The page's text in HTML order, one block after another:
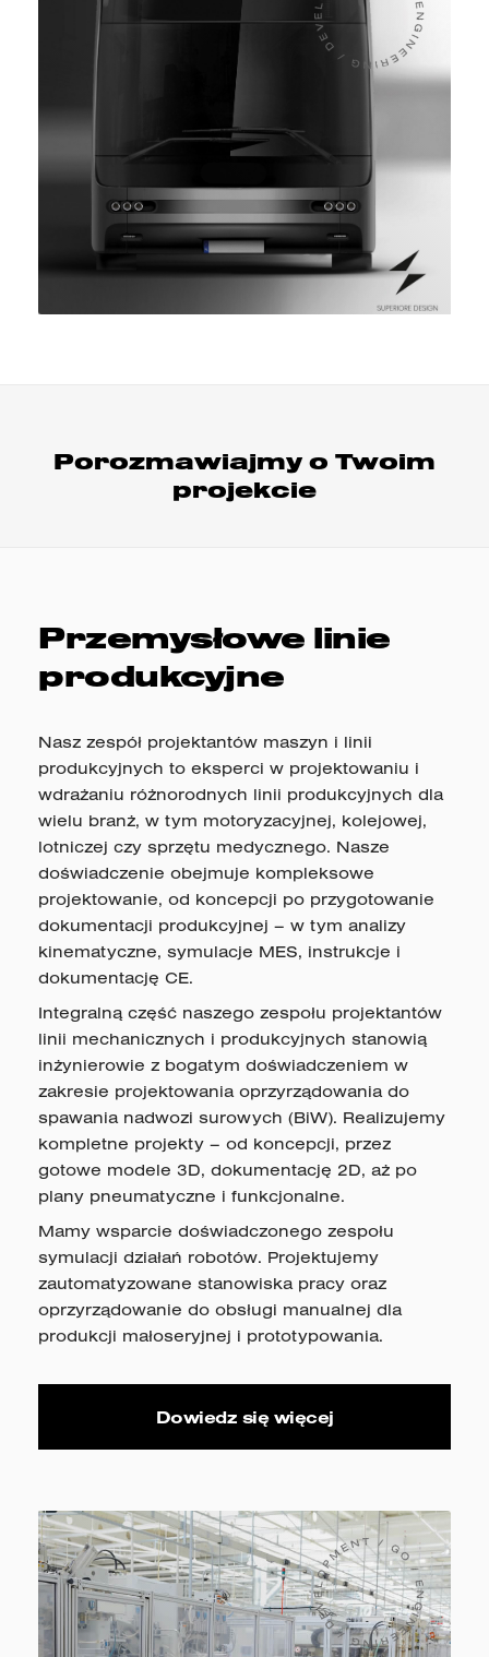
Porozmawiajmy o Twoim
projekcie
Przemysłowe linie
produkcyjne
Nasz zespół projektantów maszyn i linii
produkcyjnych to eksperci w projektowaniu i
wdrażaniu różnorodnych linii produkcyjnych dla
wielu branż, w tym motoryzacyjnej, kolejowej,
lotniczej czy sprzętu medycznego. Nasze
doświadczenie obejmuje kompleksowe
projektowanie, od koncepcji po przygotowanie
dokumentacji produkcyjnej – w tym analizy
kinematyczne, symulacje MES, instrukcje i
dokumentację CE.
Integralną część naszego zespołu projektantów
linii mechanicznych i produkcyjnych stanowią
inżynierowie z bogatym doświadczeniem w
zakresie projektowania oprzyrządowania do
spawania nadwozi surowych (BiW). Realizujemy
kompletne projekty – od koncepcji, przez
gotowe modele 3D, dokumentację 2D, aż po
plany pneumatyczne i funkcjonalne.
Mamy wsparcie doświadczonego zespołu
symulacji działań robotów. Projektujemy
zautomatyzowane stanowiska pracy oraz
oprzyrządowanie do obsługi manualnej dla
produkcji małoseryjnej i prototypowania.
Dowiedz się więcej